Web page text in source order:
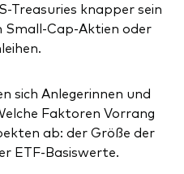
Treasuries knapper sein
Small-Cap-Aktien oder
sich Anlegerinnen und
Faktoren Vorrang
ab: der Größe der
ETF-Basiswerte.